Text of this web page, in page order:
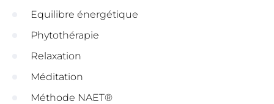
Equilibre énergétique
Phytothérapie
Relaxation
Méditation
Méthode NAET®